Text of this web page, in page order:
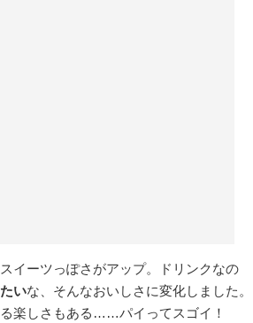
イーツっぽさがアップ。ドリンクなの
いな、そんなおいしさに変化しました。
楽しさもある……パイってスゴイ！